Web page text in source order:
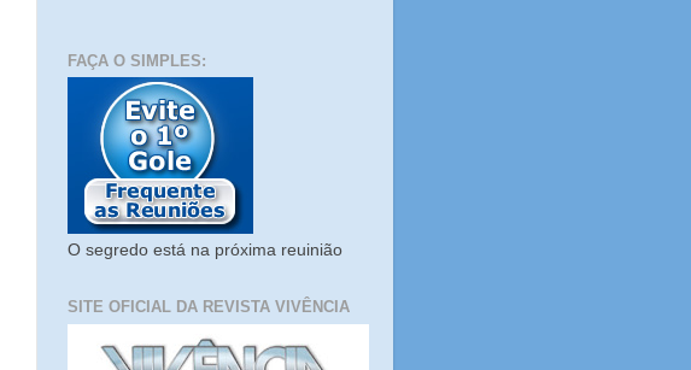
FAÇA O SIMPLES:
O segredo está na próxima reuinião
SITE OFICIAL DA REVISTA VIVÊNCIA